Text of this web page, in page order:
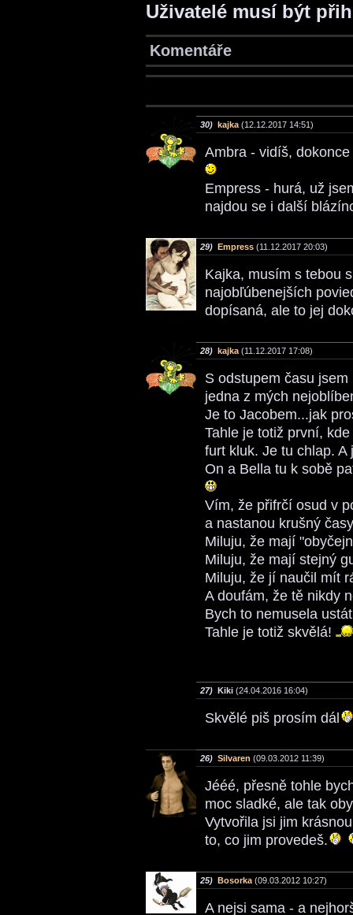
Uživatelé musí být
Komentáře
30) kajka (12.12.2017 14:51)
Ambra - vidíš,
Empress - hurá, už
najdou se i další
29) Empress (11.12.2017 20:03)
Kajka, musím s tebou
najobľúbenejších
dopísaná, ale to jej
28) kajka (11.12.2017 17:08)
S odstupem času
jedna z mých
Je to Jacobem...jak
Tahle je totiž první,
furt kluk. Je tu chlap.
On a Bella tu k sobě
Vím, že přifrčí osud v
a nastanou krušný
Miluju, že mají
Miluju, že mají stejný
Miluju, že jí naučil mít
A doufám, že tě nikdy
Bych to nemusela
Tahle je totiž skvělá!
27) Kiki (24.04.2016 16:04)
Skvělé piš prosím dál
26) Silvaren (09.03.2012 11:39)
Jééé, přesně tohle
moc sladké, ale tak
Vytvořila jsi jim
to, co jim provedeš.
25) Bosorka (09.03.2012 10:27)
A nejsi sama - a